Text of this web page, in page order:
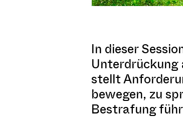
In dieser
Unterdrückung
stellt
bewegen, zu
Bestrafung